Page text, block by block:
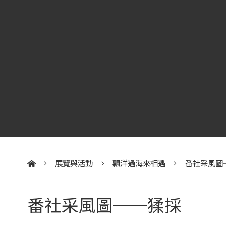
展覽與活動 飄洋過海來相遇 番社采風
番社采風圖──猱採